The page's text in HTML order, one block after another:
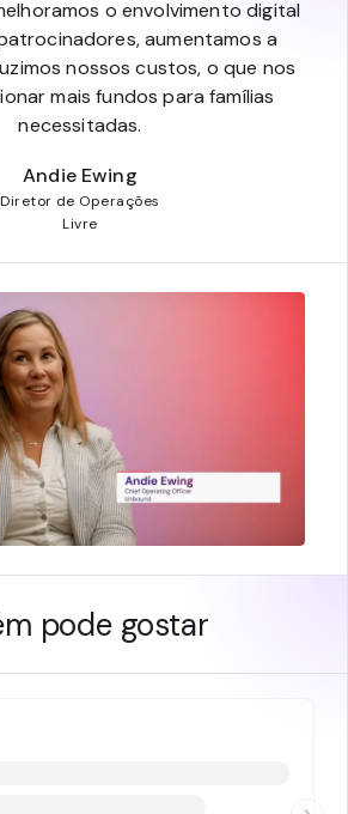
o envolvimento digital
aumentamos a
nossos custos, o que nos
mais fundos para famílias
necessitadas.
Andie Ewing
Diretor de Operações
Livre
pode gostar